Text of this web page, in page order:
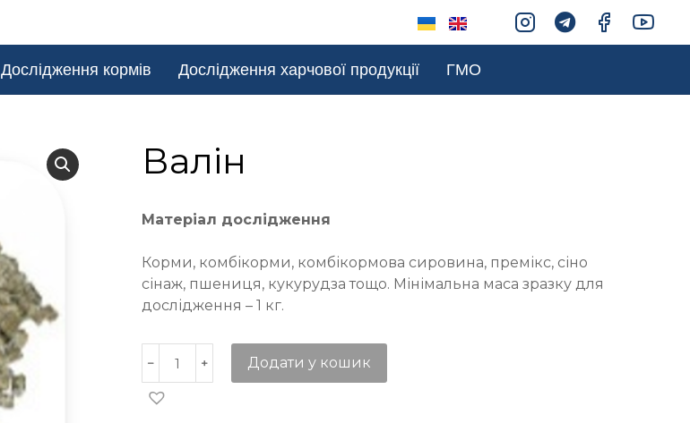
Дослідження кормів Дослідження харчової продукції ГМО
Валін
Матеріал дослідження
Корми, комбікорми, комбікормова сировина, премікс, сіно
сінаж, пшениця, кукурудза тощо. Мінімальна маса зразку для
дослідження – 1 кг.
Додати у кошик